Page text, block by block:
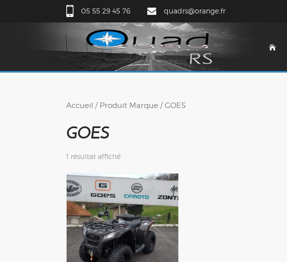
05 55 29 45 76 quadrs@orange.fr
Accueil / Produit Marque / GOES
GOES
1 résultat affiché